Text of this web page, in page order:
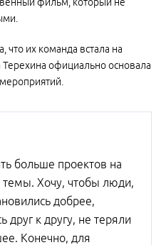
что их команда встала на
официально основала
больше проектов на
Хочу, чтобы люди,
добрее,
друг к другу, не теряли
Конечно, для